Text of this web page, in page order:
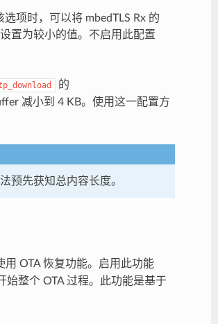
项时，可以将 mbedTLS Rx 的
置为较小的值。不启用此配置
的
减小到 4 KB。使用这一配置方
预先获知总内容长度。
用 OTA 恢复功能。启用此功能
始整个 OTA 过程。此功能是基于